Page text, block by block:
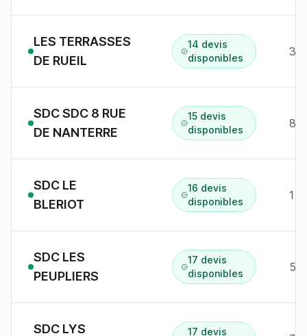
LES TERRASSES
DE RUEIL
14 devis
disponibles
SDC SDC 8 RUE
DE NANTERRE
15 devis
disponibles
SDC LE
BLERIOT
16 devis
disponibles
15
SDC LES
PEUPLIERS
17 devis
disponibles
SDC LYS 17 devis